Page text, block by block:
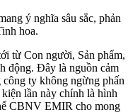
ý nghĩa sâu sắc, phản
hoa.
từ Con người, Sản phẩm,
động. Đây là nguồn cảm
ty không ngừng phấn
lần này chính là hình
CBNV EMIR cho mong